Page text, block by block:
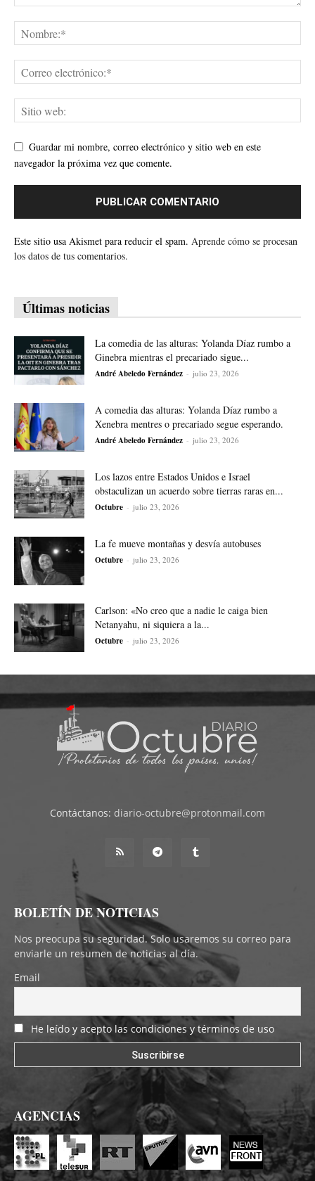
Guardar mi nombre, correo electrónico y sitio web en este
navegador la próxima vez que comente.
Este sitio usa Akismet para reducir el spam. Aprende cómo se procesan
los datos de tus comentarios.
Últimas noticias
La comedia de las alturas: Yolanda Díaz rumbo a
Ginebra mientras el precariado sigue...
André Abeledo Fernández - julio 23, 2026
A comedia das alturas: Yolanda Díaz rumbo a
Xenebra mentres o precariado segue esperando.
André Abeledo Fernández - julio 23, 2026
Los lazos entre Estados Unidos e Israel
obstaculizan un acuerdo sobre tierras raras en...
Octubre - julio 23, 2026
La fe mueve montañas y desvía autobuses
Octubre - julio 23, 2026
Carlson: «No creo que a nadie le caiga bien
Netanyahu, ni siquiera a la...
Octubre - julio 23, 2026
Contáctanos: diario-octubre@protonmail.com
BOLETÍN DE NOTICIAS
Nos preocupa su seguridad. Solo usaremos su correo para
enviarle un resumen de noticias al día.
Email
He leído y acepto las condiciones y términos de uso
AGENCIAS